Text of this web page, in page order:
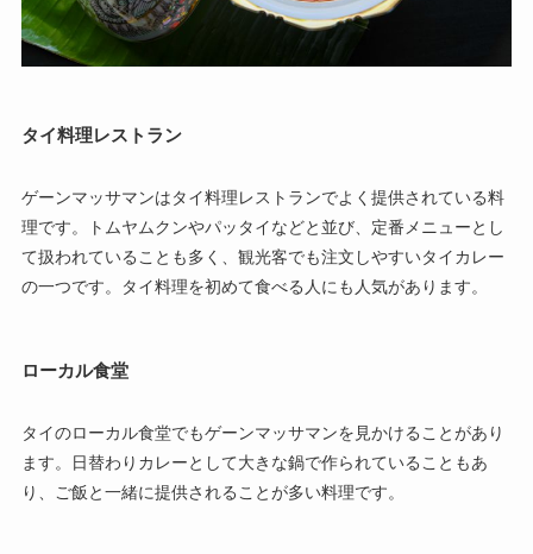
タイ料理レストラン
ゲーンマッサマンはタイ料理レストランでよく提供されている料
理です。トムヤムクンやパッタイなどと並び、定番メニューとし
て扱われていることも多く、観光客でも注文しやすいタイカレー
の一つです。タイ料理を初めて食べる人にも人気があります。
ローカル食堂
タイのローカル食堂でもゲーンマッサマンを見かけることがあり
ます。日替わりカレーとして大きな鍋で作られていることもあ
り、ご飯と一緒に提供されることが多い料理です。